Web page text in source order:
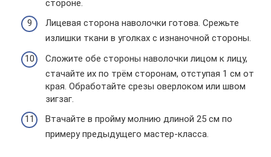
стороне.
Лицевая сторона наволочки готова. Срежьте
излишки ткани в уголках с изнаночной стороны.
Сложите обе стороны наволочки лицом к лицу,
стачайте их по трём сторонам, отступая 1 см от
края. Обработайте срезы оверлоком или швом
зигзаг.
Втачайте в пройму молнию длиной 25 см по
примеру предыдущего мастер-класса.